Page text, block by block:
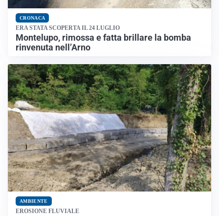
CRONACA
ERA STATA SCOPERTA IL 24 LUGLIO
Montelupo, rimossa e fatta brillare la bomba
rinvenuta nell’Arno
AMBIENTE
EROSIONE FLUVIALE